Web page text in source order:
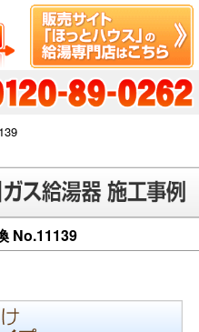
No.11139